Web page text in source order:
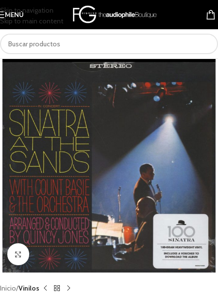
Skip to navigation
Skip to main content
MENÚ
Clic para ampliar
Inicio Vinilos